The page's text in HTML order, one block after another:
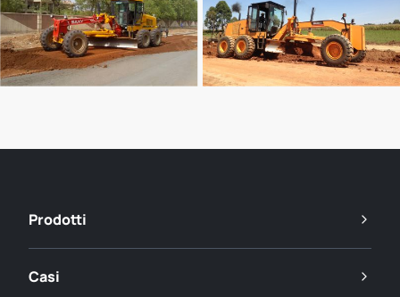
Prodotti
Casi